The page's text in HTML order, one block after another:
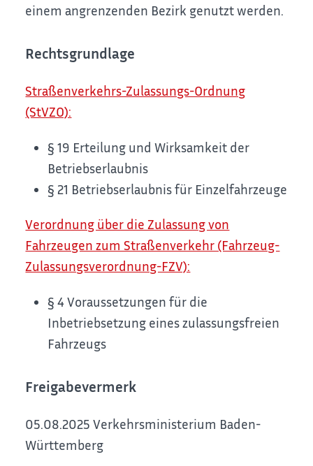
einem angrenzenden Bezirk genutzt werden.
Rechtsgrundlage
Straßenverkehrs-Zulassungs-Ordnung
(StVZO):
§ 19 Erteilung und Wirksamkeit der
Betriebserlaubnis
§ 21 Betriebserlaubnis für Einzelfahrzeuge
Verordnung über die Zulassung von
Fahrzeugen zum Straßenverkehr (Fahrzeug-
Zulassungsverordnung-FZV):
§ 4 Voraussetzungen für die
Inbetriebsetzung eines zulassungsfreien
Fahrzeugs
Freigabevermerk
05.08.2025 Verkehrsministerium Baden-
Württemberg